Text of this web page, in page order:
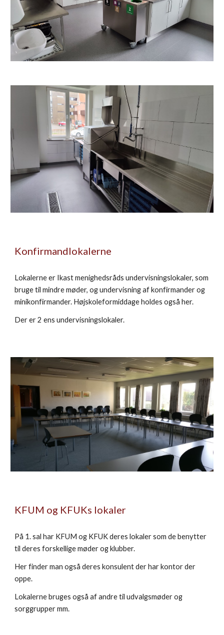
Konfirmandlokalerne
Lokalerne er Ikast menighedsråds undervisningslokaler, som
bruge til mindre møder, og undervisning af konfirmander og
minikonfirmander. Højskoleformiddage holdes også her.
Der er 2 ens undervisningslokaler.
KFUM og KFUKs lokaler
På 1. sal har KFUM og KFUK deres lokaler som de benytter
til deres forskellige møder og klubber.
Her finder man også deres konsulent der har kontor der
oppe.
Lokalerne bruges også af andre til udvalgsmøder og
sorggrupper mm.